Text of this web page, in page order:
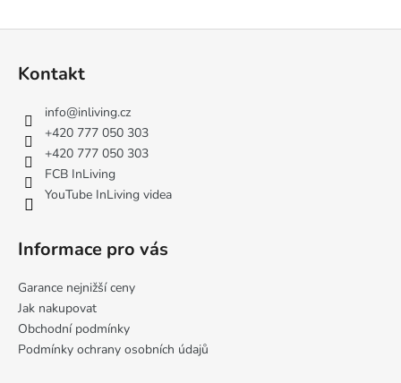
Kontakt
info@inliving.cz
+420 777 050 303
+420 777 050 303
FCB InLiving
YouTube InLiving videa
Informace pro vás
Garance nejnižší ceny
Jak nakupovat
Obchodní podmínky
Podmínky ochrany osobních údajů